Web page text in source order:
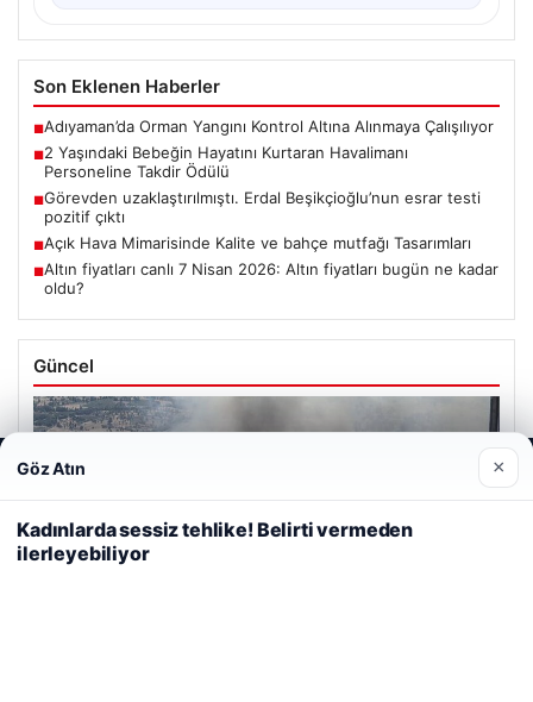
Son Eklenen Haberler
■Adıyaman’da Orman Yangını Kontrol Altına Alınmaya Çalışılıyor
■2 Yaşındaki Bebeğin Hayatını Kurtaran Havalimanı
Personeline Takdir Ödülü
■Görevden uzaklaştırılmıştı. Erdal Beşikçioğlu’nun esrar testi
pozitif çıktı
■Açık Hava Mimarisinde Kalite ve bahçe mutfağı Tasarımları
■Altın fiyatları canlı 7 Nisan 2026: Altın fiyatları bugün ne kadar
oldu?
Güncel
Adıyaman’da Orman Yangını Kontrol Altına Alınmaya
Çalışılıyor
Web sitemizi nasıl kullandığınızı daha iyi anlayabilmek,
deneyiminizi kişiselleştirmek ve geliştirmek amacıyla çerezler
kullanıyoruz.
Çerez Politikamız
Reddet
Göz Atın ×
Kadınlarda sessiz tehlike! Belirti vermeden
ilerleyebiliyor